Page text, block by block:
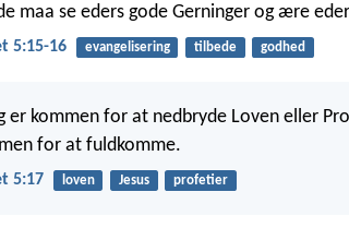
maa se eders gode Gerninger og ære
5:15-16 evangelisering tilbede godhed
er kommen for at nedbryde Loven eller
for at fuldkomme.
5:17 loven Jesus profetier